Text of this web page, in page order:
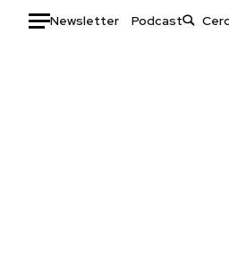
Newsletter Podcast